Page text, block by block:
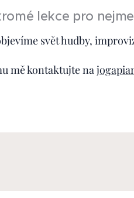
lekce pro
svět hudby,
mě kontaktujte na